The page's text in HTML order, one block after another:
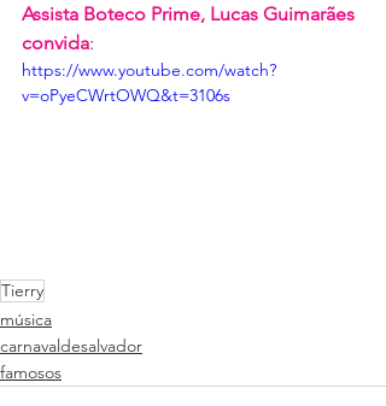
Assista Boteco Prime, Lucas Guimarães
convida:
https://www.youtube.com/watch?
v=oPyeCWrtOWQ&t=3106s
Tierry
música
carnavaldesalvador
famosos